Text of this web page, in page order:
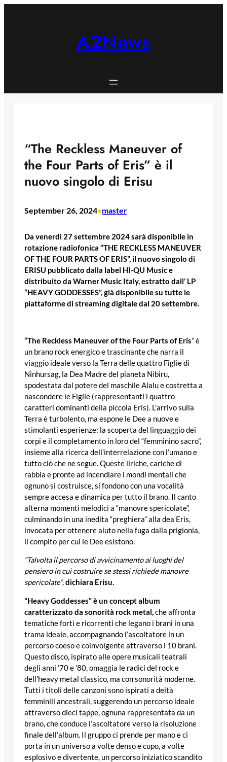
A2News
“The Reckless Maneuver of
the Four Parts of Eris” è il
nuovo singolo di Erisu
September 26, 2024•master
Da venerdì 27 settembre 2024 sarà disponibile in
rotazione radiofonica “THE RECKLESS MANEUVER
OF THE FOUR PARTS OF ERIS”, il nuovo singolo di
ERISU pubblicato dalla label HI-QU Music e
distribuito da Warner Music Italy, estratto dall’ LP
“HEAVY GODDESSES”, già disponibile su tutte le
piattaforme di streaming digitale dal 20 settembre.
“The Reckless Maneuver of the Four Parts of Eris” è
un brano rock energico e trascinante che narra il
viaggio ideale verso la Terra delle quattro Figlie di
Ninhursag, la Dea Madre del pianeta Nibiru,
spodestata dal potere del maschile Alalu e costretta a
nascondere le Figlie (rappresentanti i quattro
caratteri dominanti della piccola Eris). L’arrivo sulla
Terra è turbolento, ma espone le Dee a nuove e
stimolanti esperienze: la scoperta del linguaggio dei
corpi e il completamento in loro del “femminino sacro”,
insieme alla ricerca dell’interrelazione con l’umano e
tutto ciò che ne segue. Queste liriche, cariche di
rabbia e pronte ad incendiare i mondi mentali che
ognuno si costruisce, si fondono con una vocalità
sempre accesa e dinamica per tutto il brano. Il canto
alterna momenti melodici a “manovre spericolate”,
culminando in una inedita “preghiera” alla dea Eris,
invocata per ottenere aiuto nella fuga dalla prigionia,
il compito per cui le Dee esistono.
“Talvolta il percorso di avvicinamento ai luoghi del
pensiero in cui costruire se stessi richiede manovre
spericolate”,dichiara Erisu.
“Heavy Goddesses” è un concept album
caratterizzato da sonorità rock metal,che affronta
tematiche forti e ricorrenti che legano i brani in una
trama ideale, accompagnando l’ascoltatore in un
percorso coeso e coinvolgente attraverso i 10 brani.
Questo disco, ispirato alle opere musicali teatrali
degli anni ’70 e ’80, omaggia le radici del rock e
dell’heavy metal classico, ma con sonorità moderne.
Tutti i titoli delle canzoni sono ispirati a deità
femminili ancestrali, suggerendo un percorso ideale
attraverso dieci tappe, ognuna rappresentata da un
brano, che conduce l’ascoltatore verso la risoluzione
finale dell’album. Il gruppo ci prende per mano e ci
porta in un universo a volte denso e cupo, a volte
esplosivo e divertente, un percorso iniziatico scandito